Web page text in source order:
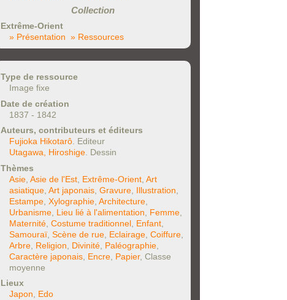
Collection
Extrême-Orient
» Présentation » Ressources
Type de ressource
Image fixe
Date de création
1837 - 1842
Auteurs, contributeurs et éditeurs
Fujioka Hikotarô. Editeur
Utagawa, Hiroshige. Dessin
Thèmes
Asie Asie de l'Est Extrême-Orient Art
asiatique Art japonais Gravure Illustration
Estampe Xylographie Architecture
Urbanisme Lieu lié à l'alimentation Femme
Maternité Costume traditionnel Enfant
Samouraï Scène de rue Eclairage Coiffure
Arbre Religion Divinité Paléographie
Caractère japonais Encre Papier, Classe
moyenne
Lieux
Japon
Edo